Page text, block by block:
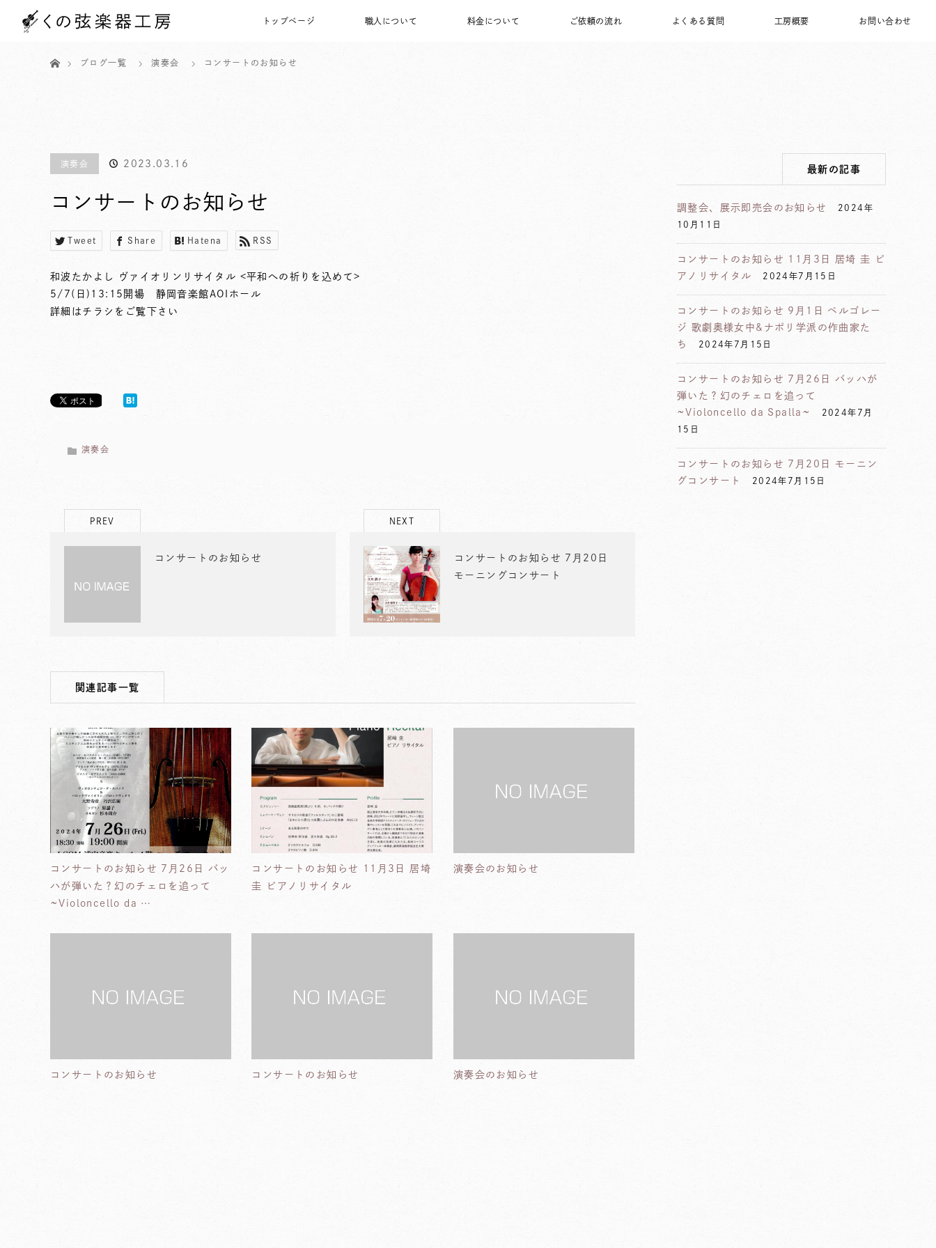
トップページ 職人について 料金について ご依頼の流れ よくある質問 工房概要 お問い合わせ
ブログ一覧
演奏会 コンサートのお知らせ
演奏会 2023.03.16
コンサートのお知らせ
Tweet Share Hatena RSS
和波たかよし ヴァイオリンリサイタル <平和への祈りを込めて>
5/7(日)13:15開場 静岡音楽館AOIホール
詳細はチラシをご覧下さい
演奏会
PREV
コンサートのお知らせ
NEXT
コンサートのお知らせ 7月20日
モーニングコンサート
関連記事一覧
コンサートのお知らせ 7月26日 バッ
ハが弾いた？幻のチェロを追って
~Violoncello da …
コンサートのお知らせ 11月3日 居埼
圭 ピアノリサイタル
演奏会のお知らせ
コンサートのお知らせ コンサートのお知らせ 演奏会のお知らせ
最新の記事
調整会、展示即売会のお知らせ
2024年
10月11日
コンサートのお知らせ 11月3日 居埼 圭 ピ
アノリサイタル
2024年7月15日
コンサートのお知らせ 9月1日 ペルゴレー
ジ 歌劇奥様女中&ナポリ学派の作曲家た
ち
2024年7月15日
コンサートのお知らせ 7月26日 バッハが
弾いた？幻のチェロを追って
~Violoncello da Spalla~
2024年7月
15日
コンサートのお知らせ 7月20日 モーニン
グコンサート
2024年7月15日